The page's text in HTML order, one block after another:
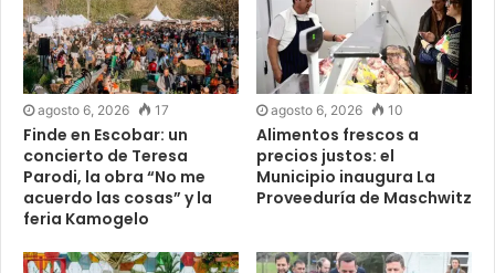
agosto 6, 2026 17
Finde en Escobar: un
concierto de Teresa
Parodi, la obra “No me
acuerdo las cosas” y la
feria Kamogelo
agosto 6, 2026 10
Alimentos frescos a
precios justos: el
Municipio inaugura La
Proveeduría de Maschwitz